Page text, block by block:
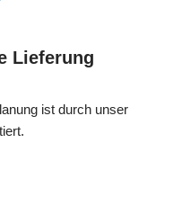
Lieferung
ist durch unser